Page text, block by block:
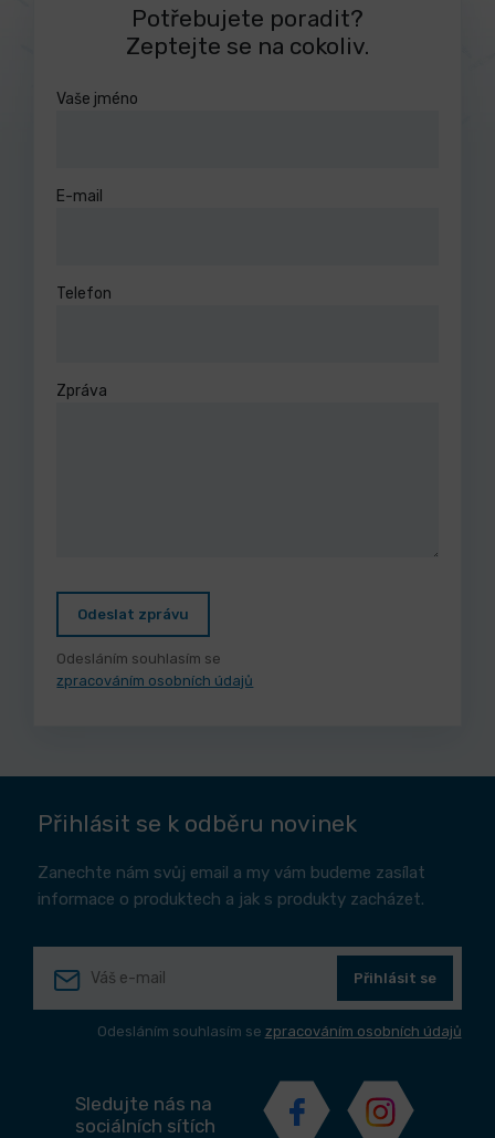
Potřebujete poradit?
Zeptejte se na cokoliv.
Vaše jméno
E-mail
Telefon
Zpráva
Odeslat zprávu
Odesláním souhlasím se
zpracováním osobních údajů
Přihlásit se k odběru novinek
Zanechte nám svůj email a my vám budeme zasílat
informace o produktech a jak s produkty zacházet.
Přihlásit se
Odesláním souhlasím se zpracováním osobních údajů
Sledujte nás na
sociálních sítích